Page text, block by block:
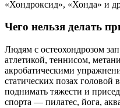
«Хондроксид», «Хонда» и
Чего нельзя делать
Людям с остеохондрозом
атлетикой, теннисом,
акробатическими
статических позах
поднимать тяжести и
спорта — пилатес, йога,